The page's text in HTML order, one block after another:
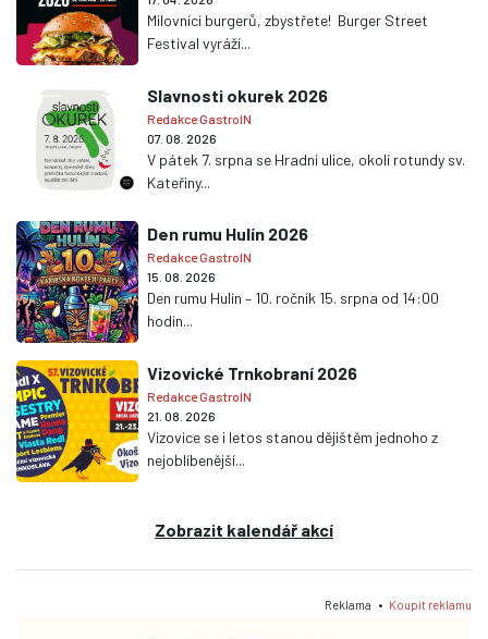
Milovníci burgerů, zbystřete! Burger Street
Festival vyráží...
Slavnosti okurek 2026
Redakce GastroIN
07. 08. 2026
V pátek 7. srpna se Hradní ulice, okolí rotundy sv.
Kateřiny...
Den rumu Hulín 2026
Redakce GastroIN
15. 08. 2026
Den rumu Hulín – 10. ročník 15. srpna od 14:00
hodin...
Vizovické Trnkobraní 2026
Redakce GastroIN
21. 08. 2026
Vizovice se i letos stanou dějištěm jednoho z
nejoblíbenější...
Zobrazit kalendář akcí
Reklama • Koupit reklamu